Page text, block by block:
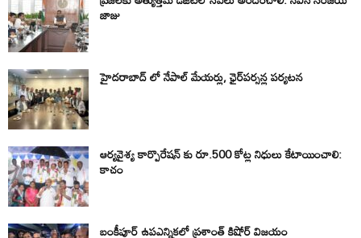
జాజు
హైదరాబాద్ లో నేపాల్ మేయర్లు, ఛైర్‌పర్సన్ల పర్యటన
ఆర్యవైశ్య కార్పొరేషన్ కు రూ.500 కోట్ల నిధులు కేటాయించాలి:
కాచం
బంకీపూర్ ఉపఎన్నికలో ప్రశాంత్ కిషోర్ విజయం